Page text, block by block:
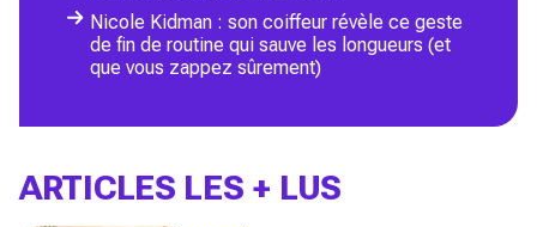
Nicole Kidman : son coiffeur révèle ce geste
de fin de routine qui sauve les longueurs (et
que vous zappez sûrement)
ARTICLES LES + LUS